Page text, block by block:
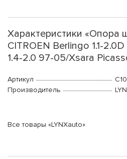
Характеристики «Опора
CITROEN Berlingo 1.1-
1.4-2.0 97-05/Xsara
Артикул
Производитель
Все товары «LYNXauto»